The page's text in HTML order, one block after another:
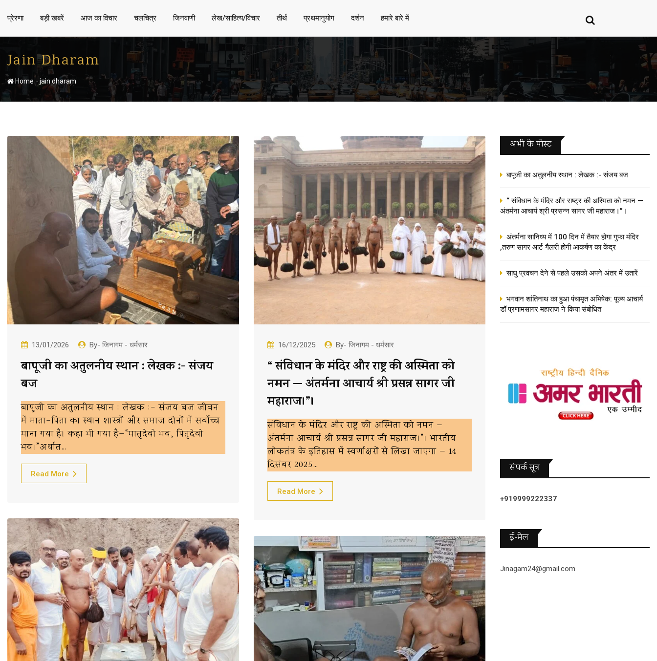
प्रेरणा बड़ी खबरें आज का विचार चलचित्र जिनवाणी लेख/साहित्य/विचार तीर्थ प्रथमानुयोग दर्शन हमारे बारे में
Jain Dharam
Home -jain dharam
13/01/2026 By- जिनागम - धर्मसार
बापूजी का अतुलनीय स्थान : लेखक :- संजय
बज
बापूजी का अतुलनीय स्थान : लेखक :- संजय बज जीवन
में माता-पिता का स्थान शास्त्रों और समाज दोनों में सर्वोच्च
माना गया है। कहा भी गया है—“मातृदेवो भव, पितृदेवो
भव।”अर्थात…
Read More
16/12/2025 By- जिनागम - धर्मसार
“ संविधान के मंदिर और राष्ट्र की अस्मिता को
नमन — अंतर्मना आचार्य श्री प्रसन्न सागर जी
महाराज।”।
संविधान के मंदिर और राष्ट्र की अस्मिता को नमन —
अंतर्मना आचार्य श्री प्रसन्न सागर जी महाराज।”। भारतीय
लोकतंत्र के इतिहास में स्वर्णाक्षरों से लिखा जाएगा — 14
दिसंबर 2025…
Read More
अभी के पोस्‍ट
बापूजी का अतुलनीय स्थान : लेखक :- संजय बज
“ संविधान के मंदिर और राष्ट्र की अस्मिता को नमन —
अंतर्मना आचार्य श्री प्रसन्न सागर जी महाराज।”।
अंतर्मना सानिध्य में 100 दिन में तैयार होगा गुफा मंदिर
,तरुण सागर आर्ट गैलरी होगी आकर्षण का केंद्र
साधु प्रवचन देने से पहले उसको अपने अंतर में उतारें
भगवान शांतिनाथ का हुआ पंचामृत अभिषेक: पूज्य आचार्य
डॉ प्रणामसागर महाराज ने किया संबोधित
संपर्क सूत्र
+919999222337
ई-मेल
Jinagam24@gmail.com